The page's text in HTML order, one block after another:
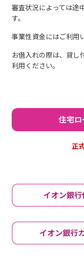
審査状況によっては途
す。
事業性資金にはご利用
お借入れの際は、貸し
利用ください。
住宅ロ
正
イオン銀
イオン銀行